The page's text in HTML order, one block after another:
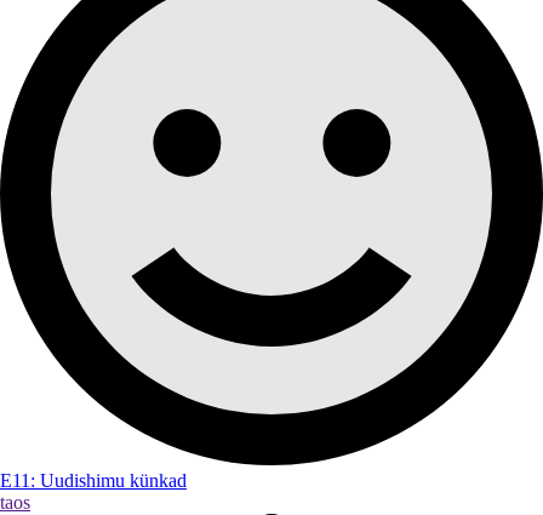
E11: Uudishimu künkad
taos